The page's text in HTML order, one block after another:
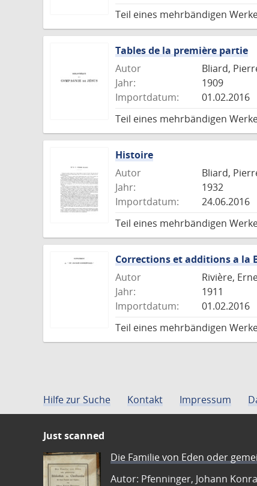
Teil eines mehrbändigen
Tables de la première partie
Autor
Bliard,
Jahr:
1909
Importdatum:
01.02.2016
Teil eines mehrbändigen
Histoire
Autor
Bliard,
Jahr:
1932
Importdatum:
24.06.2016
Teil eines mehrbändigen
Corrections et additions a la
Autor
Rivière,
Jahr:
1911
Importdatum:
01.02.2016
Teil eines mehrbändigen
Hilfe zur Suche Kontakt Impressum
Just scanned
Die Familie von Eden oder
Autor: Pfenninger, Johann